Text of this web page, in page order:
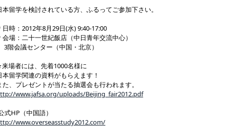
本留学を検討されている方、ふるってご参加下さい。
日時：2012年8月29日(水) 9:40-17:00
会場：二十一世紀飯店（中日青年交流中心）
3階会議センター（中国・北京）
場者には、先着1000名様に
本留学関連の資料がもらえます！
た、プレゼントが当たる抽選会も行われます。
www.jafsa.org/uploads/Beijing_fair2012.pdf
式HP（中国語）
www.overseasstudy2012.com/